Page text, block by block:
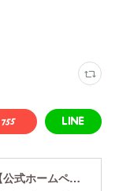
鏡石湯（かがみいしゆ）【公式ホームページ】